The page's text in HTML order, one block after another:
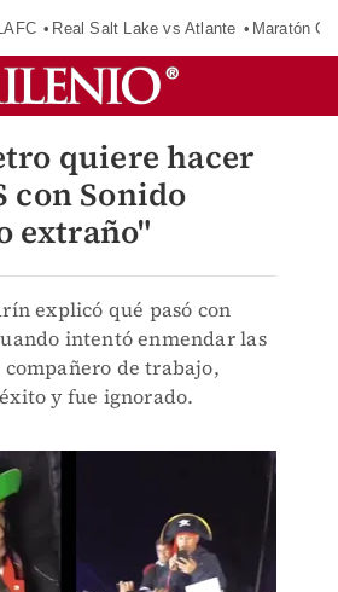
Real Salt Lake vs Atlante Maratón
quiere hacer
con Sonido
extraño"
explicó qué pasó con
intentó enmendar las
compañero de trabajo,
y fue ignorado.